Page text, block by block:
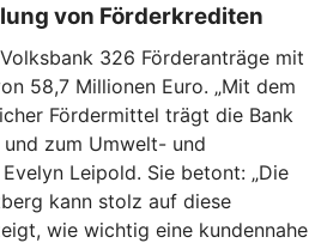
von Förderkrediten
326 Förderanträge mit
58,7 Millionen Euro. „Mit dem
Fördermittel trägt die Bank
zum Umwelt- und
Leipold. Sie betont: „Die
kann stolz auf diese
wie wichtig eine kundennahe